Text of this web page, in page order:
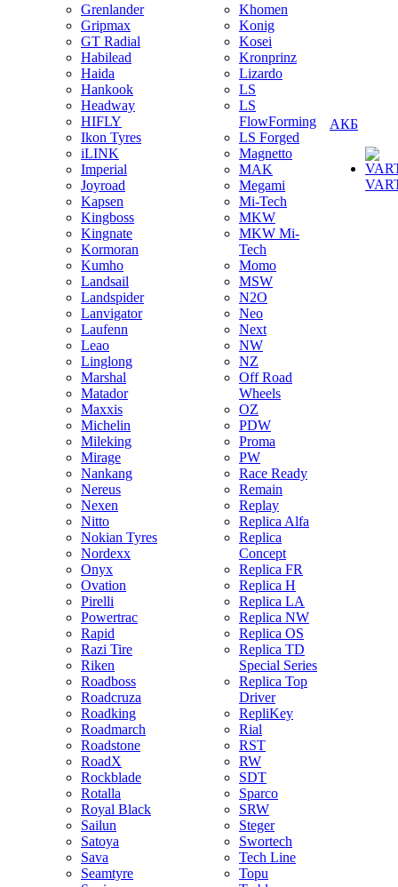
Grenlander
Gripmax
GT Radial
Habilead
Haida
Hankook
Headway
HIFLY
Ikon Tyres
iLINK
Imperial
Joyroad
Kapsen
Kingboss
Kingnate
Kormoran
Kumho
Landsail
Landspider
Lanvigator
Laufenn
Leao
Linglong
Marshal
Matador
Maxxis
Michelin
Mileking
Mirage
Nankang
Nereus
Nexen
Nitto
Nokian Tyres
Nordexx
Onyx
Ovation
Pirelli
Powertrac
Rapid
Razi Tire
Riken
Roadboss
Roadcruza
Roadking
Roadmarch
Roadstone
RoadX
Rockblade
Rotalla
Royal Black
Sailun
Satoya
Sava
Seamtyre
Khomen
Konig
Kosei
Kronprinz
Lizardo
LS
LS
FlowForming
LS Forged
Magnetto
MAK
Megami
Mi-Tech
MKW
MKW Mi-
Tech
Momo
MSW
N2O
Neo
Next
NW
NZ
Off Road
Wheels
OZ
PDW
Proma
PW
Race Ready
Remain
Replay
Replica Alfa
Replica
Concept
Replica FR
Replica H
Replica LA
Replica NW
Replica OS
Replica TD
Special Series
Replica Top
Driver
RepliKey
Rial
RST
RW
SDT
Sparco
SRW
Steger
Swortech
Tech Line
Topu
АКБ